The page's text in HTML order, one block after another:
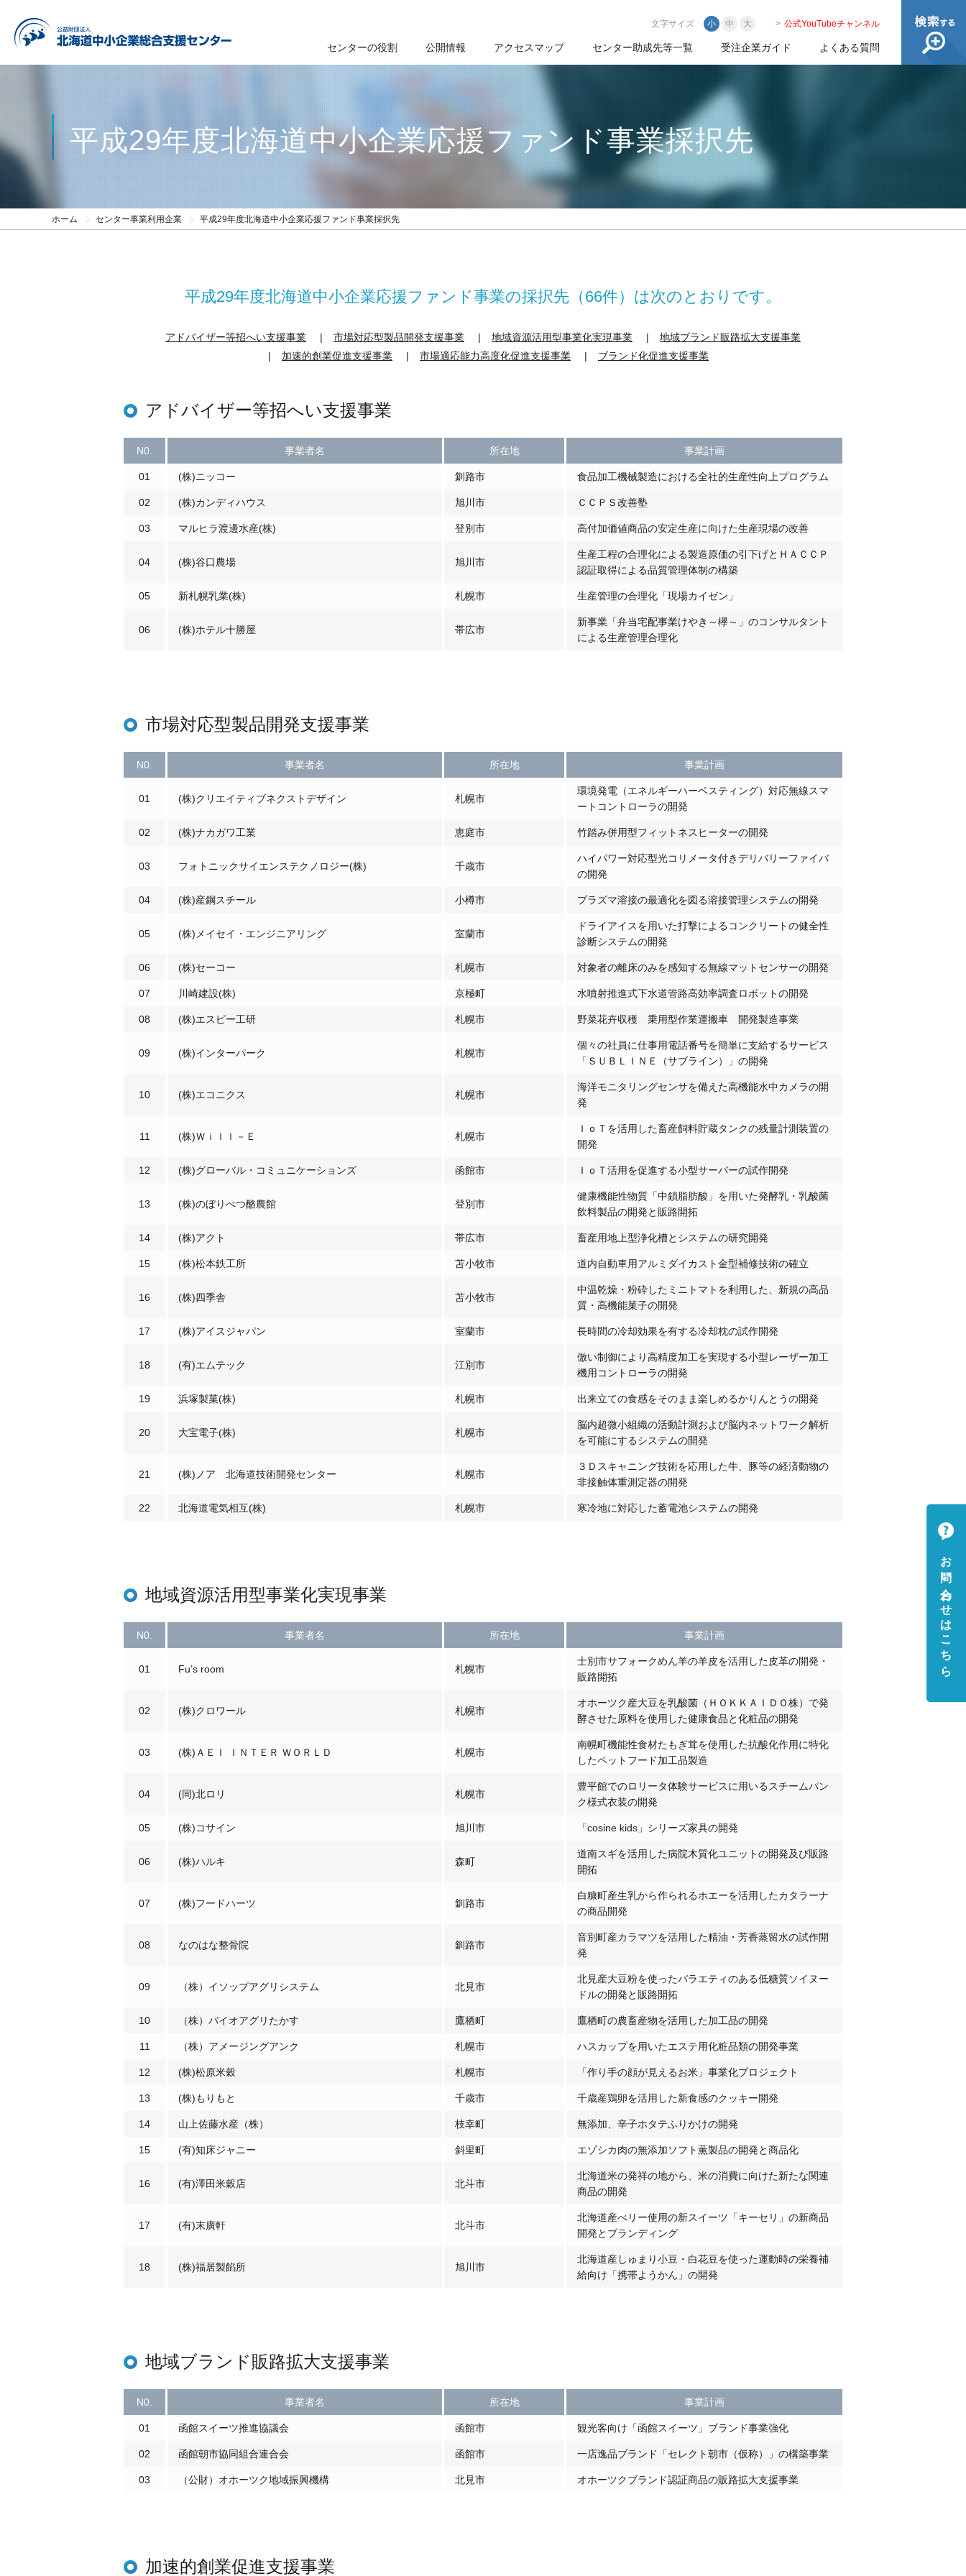
文字サイズ 小 中 大 公式YouTubeチャンネル
センターの役割 公開情報 アクセスマップ センター助成先等一覧 受注企業ガイド よくある質問
お問い合わせはこちら
平成29年度北海道中小企業応援ファンド事業採択先
ホーム センター事業利用企業 平成29年度北海道中小企業応援ファンド事業採択先
平成29年度北海道中小企業応援ファンド事業の採択先（66件）は次のとおりです。
アドバイザー等招へい支援事業 市場対応型製品開発支援事業 地域資源活用型事業化実現事業
地域ブランド販路拡大支援事業
加速的創業促進支援事業
市場適応能力高度化促進支援事業 ブランド化促進支援事業
アドバイザー等招へい支援事業
N0. 事業者名 所在地 事業計画
01 (株)ニッコー 釧路市 食品加工機械製造における全社的生産性向上プログラム
02 (株)カンディハウス 旭川市 ＣＣＰＳ改善塾
03 マルヒラ渡邊水産(株) 登別市 高付加価値商品の安定生産に向けた生産現場の改善
04 (株)谷口農場 旭川市
生産工程の合理化による製造原価の引下げとＨＡＣＣＰ
認証取得による品質管理体制の構築
05 新札幌乳業(株) 札幌市 生産管理の合理化「現場カイゼン」
06 (株)ホテル十勝屋 帯広市
新事業「弁当宅配事業けやき～欅～」のコンサルタント
による生産管理合理化
市場対応型製品開発支援事業
N0. 事業者名 所在地 事業計画
01 (株)クリエイティブネクストデザイン 札幌市
環境発電（エネルギーハーベスティング）対応無線スマ
ートコントローラの開発
02 (株)ナカガワ工業 恵庭市 竹踏み併用型フィットネスヒーターの開発
03 フォトニックサイエンステクノロジー(株) 千歳市
ハイパワー対応型光コリメータ付きデリバリーファイバ
の開発
04 (株)産鋼スチール 小樽市 プラズマ溶接の最適化を図る溶接管理システムの開発
05 (株)メイセイ・エンジニアリング 室蘭市
ドライアイスを用いた打撃によるコンクリートの健全性
診断システムの開発
06 (株)セーコー 札幌市 対象者の離床のみを感知する無線マットセンサーの開発
07 川崎建設(株) 京極町 水噴射推進式下水道管路高効率調査ロボットの開発
08 (株)エスピー工研 札幌市 野菜花卉収穫 乗用型作業運搬車 開発製造事業
09 (株)インターパーク 札幌市
個々の社員に仕事用電話番号を簡単に支給するサービス
「ＳＵＢＬＩＮＥ（サブライン）」の開発
10 (株)エコニクス 札幌市
海洋モニタリングセンサを備えた高機能水中カメラの開
発
11 (株)Ｗｉｌｌ－Ｅ 札幌市
ＩｏＴを活用した畜産飼料貯蔵タンクの残量計測装置の
開発
12 (株)グローバル・コミュニケーションズ 函館市 ＩｏＴ活用を促進する小型サーバーの試作開発
13 (株)のぼりべつ酪農館 登別市
健康機能性物質「中鎖脂肪酸」を用いた発酵乳・乳酸菌
飲料製品の開発と販路開拓
14 (株)アクト 帯広市 畜産用地上型浄化槽とシステムの研究開発
15 (株)松本鉄工所 苫小牧市 道内自動車用アルミダイカスト金型補修技術の確立
16 (株)四季舎 苫小牧市
中温乾燥・粉砕したミニトマトを利用した、新規の高品
質・高機能菓子の開発
17 (株)アイスジャパン 室蘭市 長時間の冷却効果を有する冷却枕の試作開発
18 (有)エムテック 江別市
倣い制御により高精度加工を実現する小型レーザー加工
機用コントローラの開発
19 浜塚製菓(株) 札幌市 出来立ての食感をそのまま楽しめるかりんとうの開発
20 大宝電子(株) 札幌市
脳内超微小組織の活動計測および脳内ネットワーク解析
を可能にするシステムの開発
21 (株)ノア 北海道技術開発センター 札幌市
３Ｄスキャニング技術を応用した牛、豚等の経済動物の
非接触体重測定器の開発
22 北海道電気相互(株) 札幌市 寒冷地に対応した蓄電池システムの開発
地域資源活用型事業化実現事業
N0. 事業者名 所在地 事業計画
01 Fu’s room 札幌市
士別市サフォークめん羊の羊皮を活用した皮革の開発・
販路開拓
02 (株)クロワール 札幌市
オホーツク産大豆を乳酸菌（ＨＯＫＫＡＩＤＯ株）で発
酵させた原料を使用した健康食品と化粧品の開発
03 (株)ＡＥＩ ＩＮＴＥＲ ＷＯＲＬＤ 札幌市
南幌町機能性食材たもぎ茸を使用した抗酸化作用に特化
したペットフード加工品製造
04 (同)北ロリ 札幌市
豊平館でのロリータ体験サービスに用いるスチームパン
ク様式衣装の開発
05 (株)コサイン 旭川市 「cosine kids」シリーズ家具の開発
06 (株)ハルキ 森町
道南スギを活用した病院木質化ユニットの開発及び販路
開拓
07 (株)フードハーツ 釧路市
白糠町産生乳から作られるホエーを活用したカタラーナ
の商品開発
08 なのはな整骨院 釧路市
音別町産カラマツを活用した精油・芳香蒸留水の試作開
発
09 （株）イソップアグリシステム 北見市
北見産大豆粉を使ったバラエティのある低糖質ソイヌー
ドルの開発と販路開拓
10 （株）バイオアグリたかす 鷹栖町 鷹栖町の農畜産物を活用した加工品の開発
11 （株）アメージングアンク 札幌市 ハスカップを用いたエステ用化粧品類の開発事業
12 (株)松原米穀 札幌市 「作り手の顔が見えるお米」事業化プロジェクト
13 (株)もりもと 千歳市 千歳産鶏卵を活用した新食感のクッキー開発
14 山上佐藤水産（株） 枝幸町 無添加、辛子ホタテふりかけの開発
15 (有)知床ジャニー 斜里町 エゾシカ肉の無添加ソフト薫製品の開発と商品化
16 (有)澤田米穀店 北斗市
北海道米の発祥の地から、米の消費に向けた新たな関連
商品の開発
17 (有)末廣軒 北斗市
北海道産べリー使用の新スイーツ「キーセリ」の新商品
開発とブランディング
18 (株)福居製餡所 旭川市
北海道産しゅまり小豆・白花豆を使った運動時の栄養補
給向け「携帯ようかん」の開発
地域ブランド販路拡大支援事業
N0. 事業者名 所在地 事業計画
01 函館スイーツ推進協議会 函館市 観光客向け「函館スイーツ」ブランド事業強化
02 函館朝市協同組合連合会 函館市 一店逸品ブランド「セレクト朝市（仮称）」の構築事業
03 （公財）オホーツク地域振興機構 北見市 オホーツクブランド認証商品の販路拡大支援事業
加速的創業促進支援事業